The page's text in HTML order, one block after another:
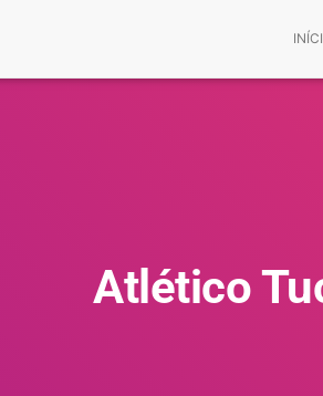
Atlético